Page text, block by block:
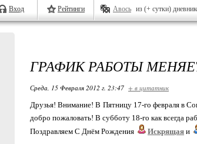
Вход Рейтинги Авось из (+ сутки)
ГРАФИК РАБОТЫ
Среда, 15 Февраля 2012 г. 23:47 + в цитатник
Друзья! Внимание! В Пятницу 17-го февраля в
добро пожаловать! В субботу 18-го как всегда
Поздравляем С Днём Рождения
Искрящая и